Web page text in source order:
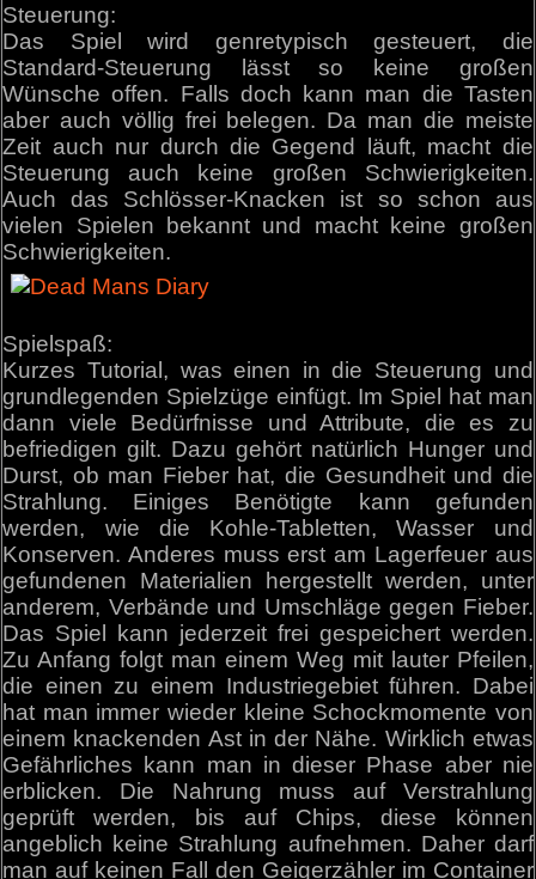
Steuerung:
Das Spiel wird genretypisch gesteuert, die
Standard-Steuerung lässt so keine großen
Wünsche offen. Falls doch kann man die Tasten
aber auch völlig frei belegen. Da man die meiste
Zeit auch nur durch die Gegend läuft, macht die
Steuerung auch keine großen Schwierigkeiten.
Auch das Schlösser-Knacken ist so schon aus
vielen Spielen bekannt und macht keine großen
Schwierigkeiten.
Spielspaß:
Kurzes Tutorial, was einen in die Steuerung und
grundlegenden Spielzüge einfügt. Im Spiel hat man
dann viele Bedürfnisse und Attribute, die es zu
befriedigen gilt. Dazu gehört natürlich Hunger und
Durst, ob man Fieber hat, die Gesundheit und die
Strahlung. Einiges Benötigte kann gefunden
werden, wie die Kohle-Tabletten, Wasser und
Konserven. Anderes muss erst am Lagerfeuer aus
gefundenen Materialien hergestellt werden, unter
anderem, Verbände und Umschläge gegen Fieber.
Das Spiel kann jederzeit frei gespeichert werden.
Zu Anfang folgt man einem Weg mit lauter Pfeilen,
die einen zu einem Industriegebiet führen. Dabei
hat man immer wieder kleine Schockmomente von
einem knackenden Ast in der Nähe. Wirklich etwas
Gefährliches kann man in dieser Phase aber nie
erblicken. Die Nahrung muss auf Verstrahlung
geprüft werden, bis auf Chips, diese können
angeblich keine Strahlung aufnehmen. Daher darf
man auf keinen Fall den Geigerzähler im Container